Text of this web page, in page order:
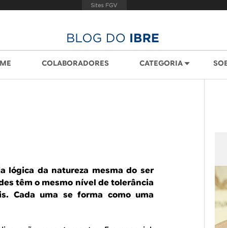
COLABORADORES CATEGORIA
lógica da natureza mesma do ser
têm o mesmo nível de tolerância
Cada uma se forma como uma